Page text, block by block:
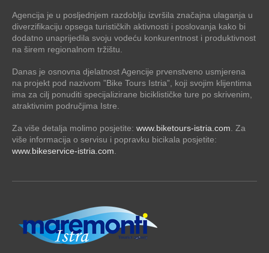
Agencija je u posljednjem razdoblju izvršila značajna ulaganja u
diverzifikaciju opsega turističkih aktivnosti i poslovanja kako bi
dodatno unaprijedila svoju vodeću konkurentnost i produktivnost
na širem regionalnom tržištu.
Danas je osnovna djelatnost Agencije prvenstveno usmjerena
na projekt pod nazivom ”Bike Tours Istria”, koji svojim klijentima
ima za cilj ponuditi specijalizirane biciklističke ture po skrivenim,
atraktivnim područjima Istre.
Za više detalja molimo posjetite: www.biketours-istria.com . Za
više informacija o servisu i popravku bicikala posjetite:
www.bikeservice-istria.com